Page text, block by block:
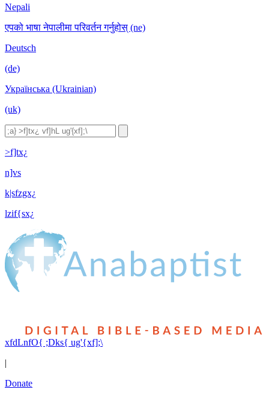
Nepali
एपको भाषा नेपालीमा परिवर्तन गर्नुहोस् (ne)
Deutsch
(de)
Українська (Ukrainian)
(uk)
>f]tx¿
n]vs
k|sfzgx¿
lzif{sx¿
xfdLnfO{ ;Dks{ ug'{xf];\
|
Donate